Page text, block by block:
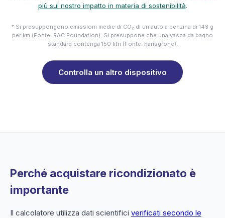
più sul nostro impatto in materia di sostenibilità.
* Si presuppongono emissioni medie di CO₂ di un'auto a benzina di 143 g
per km (Fonte: RAC Foundation). Si presuppone che una vasca da bagno
standard contenga 150 litri (Fonte: hansgrohe).
Controlla un altro dispositivo
Perché acquistare ricondizionato è
importante
Il calcolatore utilizza dati scientifici verificati secondo le